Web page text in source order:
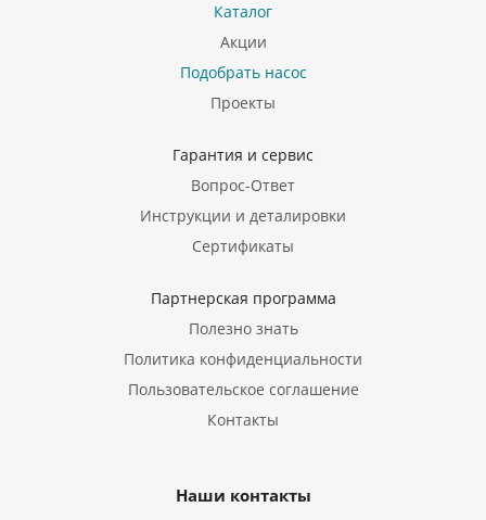
Каталог
Акции
Подобрать насос
Проекты
Гарантия и сервис
Вопрос-Ответ
Инструкции и деталировки
Сертификаты
Партнерская программа
Полезно знать
Политика конфиденциальности
Пользовательское соглашение
Контакты
Наши контакты